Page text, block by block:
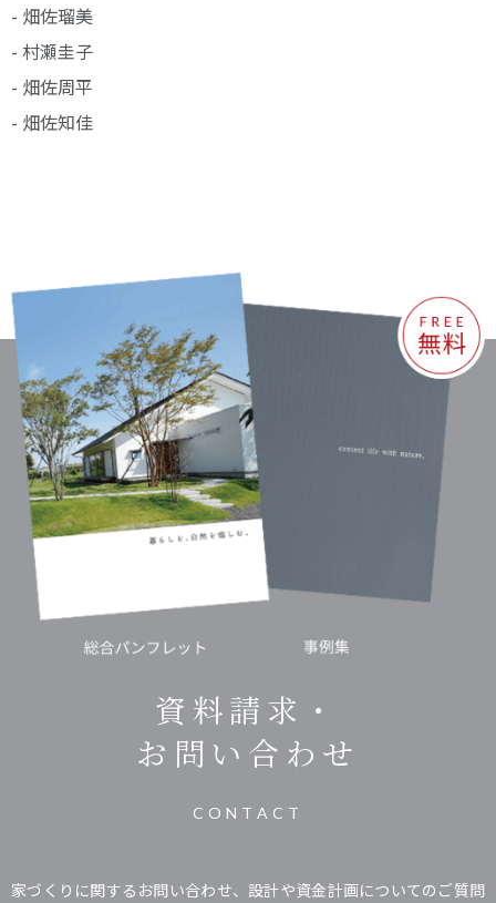
- 畑佐瑠美
- 村瀬圭子
- 畑佐周平
- 畑佐知佳
資料請求・
お問い合わせ
CONTACT
家づくりに関するお問い合わせ、設計や資金計画についてのご質問